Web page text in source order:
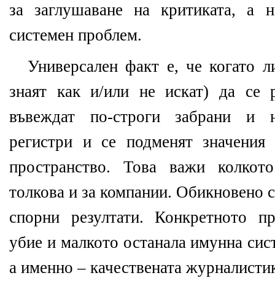
за заглушаване на критиката, а
системен проблем.
Универсален факт е, че когато
знаят как и/или не искат) да се
въвеждат по-строги забрани и
регистри и се подменят
пространство. Това важи
толкова и за компании. Обикновено
спорни резултати. Конкретното
убие и малкото останала имунна
а именно – качествената